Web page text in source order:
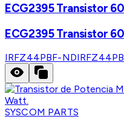
ECG2395 Transistor
ECG2395 Transistor
IRFZ44PBF-ND
SYSCOM PARTS